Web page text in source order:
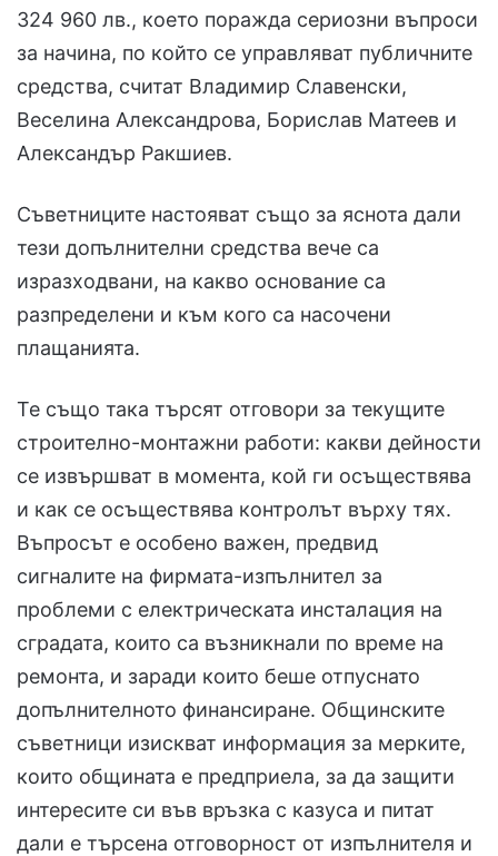
324 960 лв., което поражда сериозни въпроси
за начина, по който се управляват публичните
средства, считат Владимир Славенски,
Веселина Александрова, Борислав Матеев и
Александър Ракшиев.
Съветниците настояват също за яснота дали
тези допълнителни средства вече са
изразходвани, на какво основание са
разпределени и към кого са насочени
плащанията.
Те също така търсят отговори за текущите
строително-монтажни работи: какви дейности
се извършват в момента, кой ги осъществява
и как се осъществява контролът върху тях.
Въпросът е особено важен, предвид
сигналите на фирмата-изпълнител за
проблеми с електрическата инсталация на
сградата, които са възникнали по време на
ремонта, и заради които беше отпуснато
допълнителното финансиране. Общинските
съветници изискват информация за мерките,
които общината е предприела, за да защити
интересите си във връзка с казуса и питат
дали е търсена отговорност от изпълнителя и